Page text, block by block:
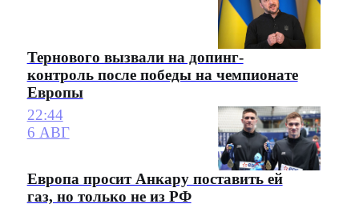
Тернового вызвали на допинг-
контроль после победы на чемпионате
Европы
22:44
6 АВГ
Европа просит Анкару поставить ей
газ, но только не из РФ